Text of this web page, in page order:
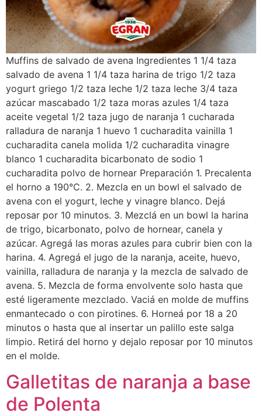
Muffins de salvado de avena Ingredientes 1 1/4 taza
salvado de avena 1 1/4 taza harina de trigo 1/2 taza
yogurt griego 1/2 taza leche 1/2 taza leche 3/4 taza
azúcar mascabado 1/2 taza moras azules 1/4 taza
aceite vegetal 1/2 taza jugo de naranja 1 cucharada
ralladura de naranja 1 huevo 1 cucharadita vainilla 1
cucharadita canela molida 1/2 cucharadita vinagre
blanco 1 cucharadita bicarbonato de sodio 1
cucharadita polvo de hornear Preparación 1. Precalenta
el horno a 190°C. 2. Mezcla en un bowl el salvado de
avena con el yogurt, leche y vinagre blanco. Dejá
reposar por 10 minutos. 3. Mezclá en un bowl la harina
de trigo, bicarbonato, polvo de hornear, canela y
azúcar. Agregá las moras azules para cubrir bien con la
harina. 4. Agregá el jugo de la naranja, aceite, huevo,
vainilla, ralladura de naranja y la mezcla de salvado de
avena. 5. Mezcla de forma envolvente solo hasta que
esté ligeramente mezclado. Vaciá en molde de muffins
enmantecado o con pirotines. 6. Horneá por 18 a 20
minutos o hasta que al insertar un palillo este salga
limpio. Retirá del horno y dejalo reposar por 10 minutos
en el molde.
Galletitas de naranja a base
de Polenta